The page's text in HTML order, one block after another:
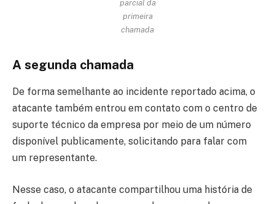
parcial da
primeira
chamada
A segunda chamada
De forma semelhante ao incidente reportado acima, o
atacante também entrou em contato com o centro de
suporte técnico da empresa por meio de um número
disponível publicamente, solicitando para falar com
um representante.
Nesse caso, o atacante compartilhou uma história de